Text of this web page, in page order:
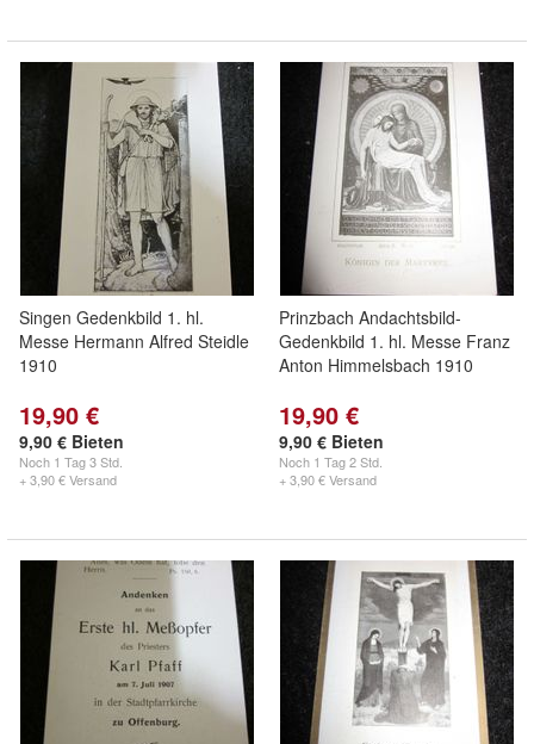
Singen Gedenkbild 1. hl.
Messe Hermann Alfred Steidle
1910
19,90 €
9,90 € Bieten
Noch 1 Tag 3 Std.
+ 3,90 € Versand
Prinzbach Andachtsbild-
Gedenkbild 1. hl. Messe Franz
Anton Himmelsbach 1910
19,90 €
9,90 € Bieten
Noch 1 Tag 2 Std.
+ 3,90 € Versand